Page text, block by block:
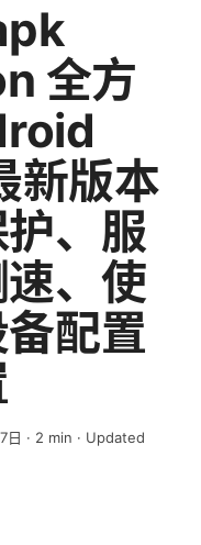
全方
新版本
、服
、使
配置
日 · 2 min · Updated